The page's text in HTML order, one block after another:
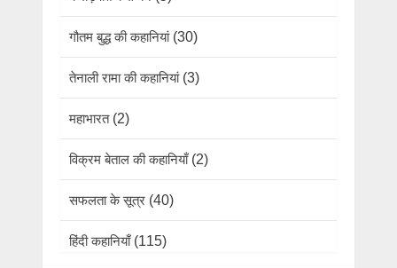
गौतम बुद्ध की कहानियां(30)
तेनाली रामा की कहानियां(3)
महाभारत(2)
विक्रम बेताल की कहानियाँ(2)
सफलता के सूत्र (40)
हिंदी कहानियाँ(115)